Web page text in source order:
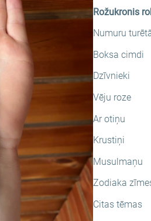
Rožukronis
Numuru
Boksa cimdi
Dzīvnieki
Vēju roze
Ar otiņu
Krustiņi
Musulmaņu
Zodiaka
Citas tēmas